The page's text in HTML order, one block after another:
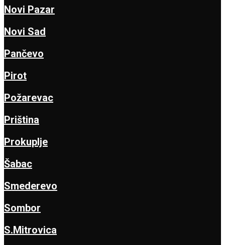
Novi Pazar
Novi Sad
Pančevo
Pirot
Požarevac
Priština
Prokuplje
Šabac
Smederevo
Sombor
S.Mitrovica